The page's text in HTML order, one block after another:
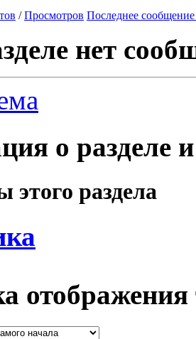
/Просмотров Последнее сообщение
нет
о разделе
этого раздела
отображения